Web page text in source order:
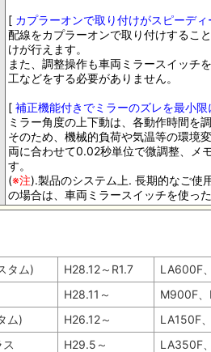
[ カプラーオンで取り付けがスピーディ
配線をカプラーオンで取り付けするこ
けが行えます。
また、調整操作も車両ミラースイッチ
工などをする必要がありません。
[ 補正機能付きでミラーのズレを最小限
ミラー角度の上下動は、各動作時間を
そのため、機械的負荷や気温等の環境
両に合わせて0.02秒単位で微調整、メ
す。
(※注).製品のシステム上. 長期的なご使
の場合は、車両ミラースイッチを使っ
タム) H28.12～R1.7 LA600F
H28.11～ M900F
ム)
H26.12～ LA150F
H29.5～ LA350F